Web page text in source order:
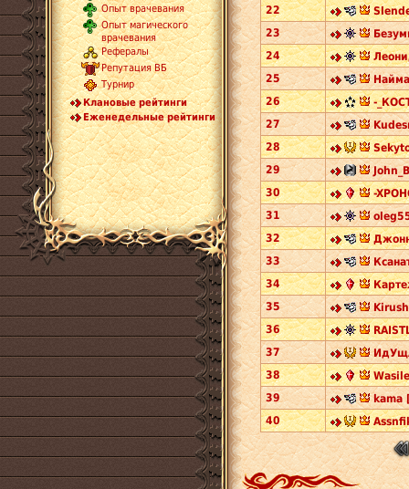
Опыт врачевания
Опыт магического
врачевания
Рефералы
Репутация ВБ
Турнир
Клановые рейтинги
Еженедельные рейтинги
22
23
24
25
26
-
27
28
29
30
-
31
32
33
34
35
36
37
38
39
kama
40